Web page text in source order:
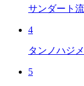
サンダート
4
タンノハジ
5